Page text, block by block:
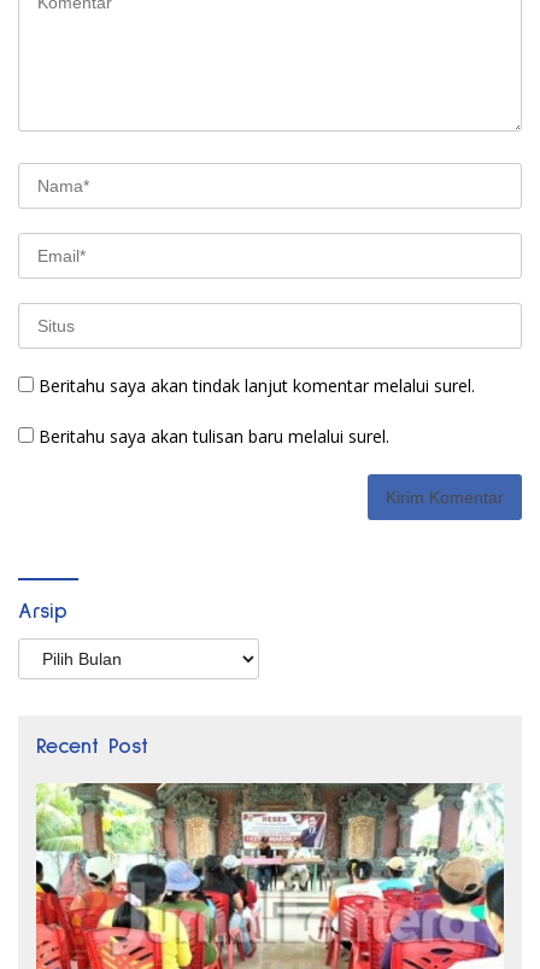
Beritahu saya akan tindak lanjut komentar melalui surel.
Beritahu saya akan tulisan baru melalui surel.
Arsip
Arsip
Recent Post